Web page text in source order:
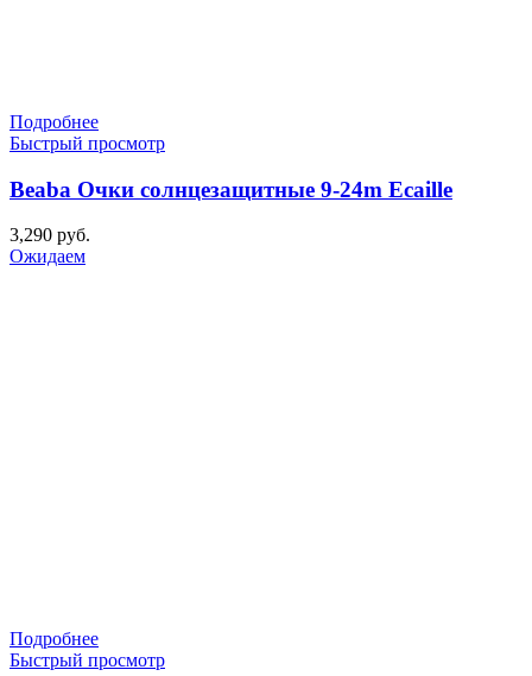
Подробнее
Быстрый просмотр
Beaba Очки солнцезащитные 9-24m Ecaille
3,290 руб.
Ожидаем
Подробнее
Быстрый просмотр